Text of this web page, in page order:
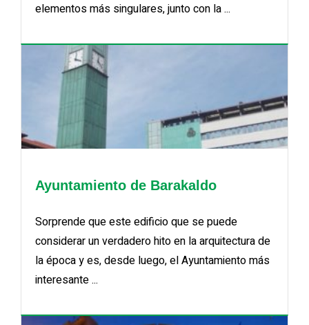
elementos más singulares, junto con la ...
Ayuntamiento de Barakaldo
Sorprende que este edificio que se puede
considerar un verdadero hito en la arquitectura de
la época y es, desde luego, el Ayuntamiento más
interesante ...